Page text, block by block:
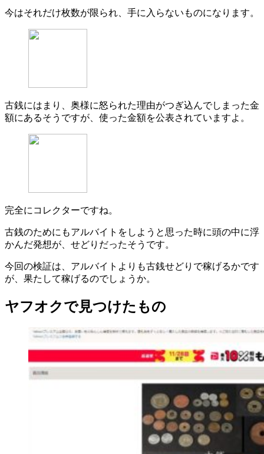
今はそれだけ枚数が限られ、手に入らないものになります。
古銭にはまり、奥様に怒られた理由がつぎ込んでしまった金
額にあるそうですが、使った金額を公表されていますよ。
完全にコレクターですね。
古銭のためにもアルバイトをしようと思った時に頭の中に浮
かんだ発想が、せどりだったそうです。
今回の検証は、アルバイトよりも古銭せどりで稼げるかです
が、果たして稼げるのでしょうか。
ヤフオクで見つけたもの